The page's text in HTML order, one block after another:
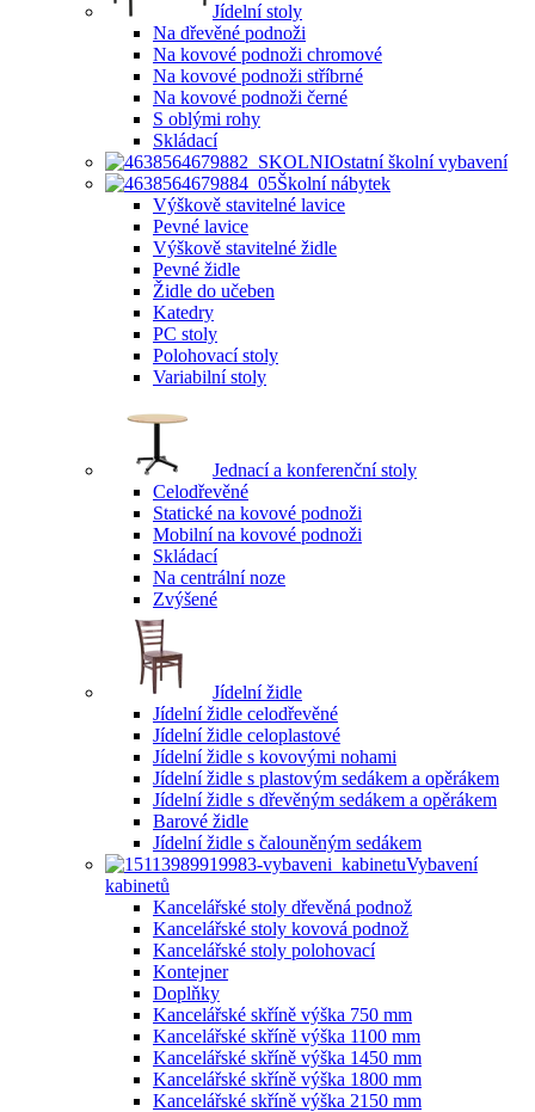
Jídelní stoly
Na dřevěné podnoži
Na kovové podnoži chromové
Na kovové podnoži stříbrné
Na kovové podnoži černé
S oblými rohy
Skládací
Ostatní školní vybavení
Školní nábytek
Výškově stavitelné lavice
Pevné lavice
Výškově stavitelné židle
Pevné židle
Židle do učeben
Katedry
PC stoly
Polohovací stoly
Variabilní stoly
Jednací a konferenční stoly
Celodřevěné
Statické na kovové podnoži
Mobilní na kovové podnoži
Skládací
Na centrální noze
Zvýšené
Jídelní židle
Jídelní židle celodřevěné
Jídelní židle celoplastové
Jídelní židle s kovovými nohami
Jídelní židle s plastovým sedákem a opěrákem
Jídelní židle s dřevěným sedákem a opěrákem
Barové židle
Jídelní židle s čalouněným sedákem
Vybavení
kabinetů
Kancelářské stoly dřevěná podnož
Kancelářské stoly kovová podnož
Kancelářské stoly polohovací
Kontejner
Doplňky
Kancelářské skříně výška 750 mm
Kancelářské skříně výška 1100 mm
Kancelářské skříně výška 1450 mm
Kancelářské skříně výška 1800 mm
Kancelářské skříně výška 2150 mm